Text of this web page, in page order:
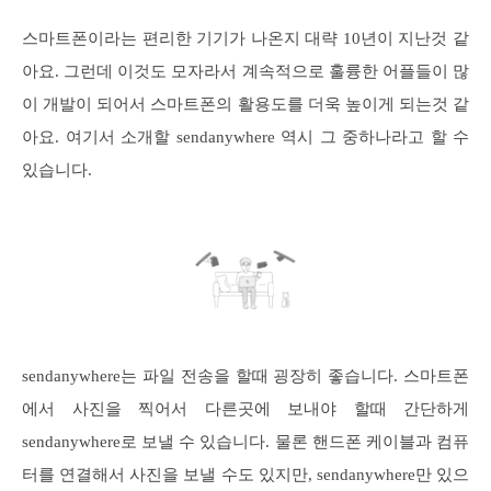
스마트폰이라는 편리한 기기가 나온지 대략 10년이 지난것 같
아요. 그런데 이것도 모자라서 계속적으로 훌륭한 어플들이 많
이 개발이 되어서 스마트폰의 활용도를 더욱 높이게 되는것 같
아요. 여기서 소개할 sendanywhere 역시 그 중하나라고 할 수
있습니다.
sendanywhere는 파일 전송을 할때 굉장히 좋습니다. 스마트폰
에서 사진을 찍어서 다른곳에 보내야 할때 간단하게
sendanywhere로 보낼 수 있습니다. 물론 핸드폰 케이블과 컴퓨
터를 연결해서 사진을 보낼 수도 있지만, sendanywhere만 있으